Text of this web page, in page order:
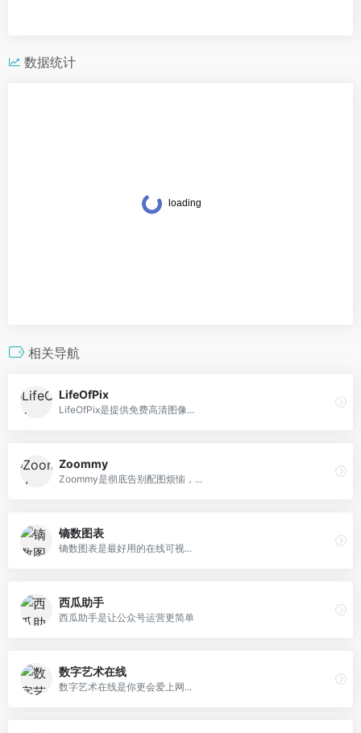
数据统计
相关导航
LifeOfPix
LifeOfPix是提供免费高清图像...
Zoommy
Zoommy是彻底告别配图烦恼，...
镝数图表
镝数图表是最好用的在线可视...
西瓜助手
西瓜助手是让公众号运营更简单
数字艺术在线
数字艺术在线是你更会爱上网...